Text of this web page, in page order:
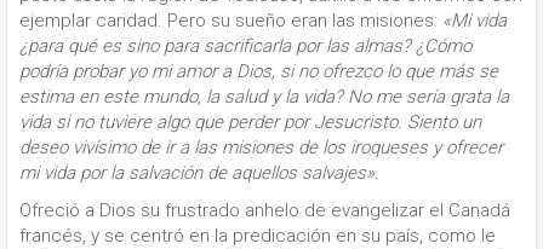
ejemplar caridad. Pero su sueño eran las misiones: «Mi vida
¿para qué es sino para sacrificarla por las almas? ¿Cómo
podría probar yo mi amor a Dios, si no ofrezco lo que más se
estima en este mundo, la salud y la vida? No me sería grata la
vida si no tuviere algo que perder por Jesucristo. Siento un
deseo vivísimo de ir a las misiones de los iroqueses y ofrecer
mi vida por la salvación de aquellos salvajes».
Ofreció a Dios su frustrado anhelo de evangelizar el Canadá
francés, y se centró en la predicación en su país, como le